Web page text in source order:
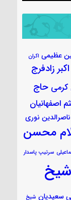
عظیمی اکران
زادفرج
حاج
اصفهانیان
نوری
محسن
سرتیپ پاسدار
شیخ
سعیدیان شیخ